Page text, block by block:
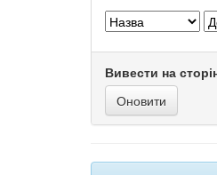
Вивести на